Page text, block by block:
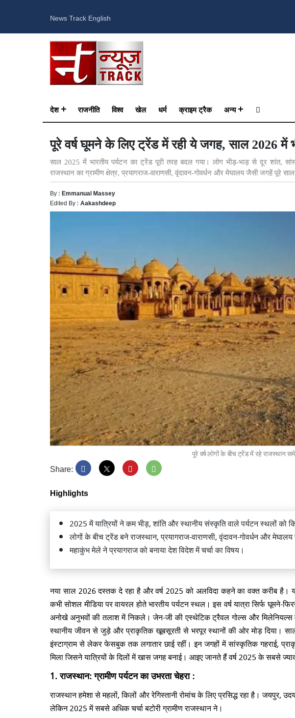
News Track English
देश राजनीति विश्व खेल धर्म क्राइम ट्रैक अन्य
पूरे वर्ष घूमने के लिए ट्रेंड में रही ये जगह, साल 2026 में
साल 2025 में भारतीय पर्यटन का ट्रेंड पूरी तरह बदल गया। लोग भीड़-भाड़ से दूर शांत,
राजस्थान का ग्रामीण क्षेत्र, प्रयागराज-वाराणसी, वृंदावन-गोवर्धन और मेघालय जैसी जगहें पूरे
By :Emmanual Massey
Edited By :Aakashdeep
पूरे वर्ष लोगों के बीच ट्रेंड में रहे राजस्थान
Share:
Highlights
2025 में यात्रियों ने कम भीड़, शांति और स्थानीय संस्कृति वाले पर्यटन स्थलों को
लोगों के बीच ट्रेंड बने राजस्थान, प्रयागराज-वाराणसी, वृंदावन-गोवर्धन और
महाकुंभ मेले ने प्रयागराज को बनाया देश विदेश में चर्चा का विषय।
नया साल 2026 दस्तक दे रहा है और वर्ष 2025 को अलविदा कहने का वक्त करीब
कभी सोशल मीडिया पर वायरल होते भारतीय पर्यटन स्थल। इस वर्ष यात्रा सिर्फ घूमने-
अनोखे अनुभवों की तलाश में निकले। जेन-जी की एस्थेटिक ट्रैवल गोल्स और मिलेनियल्स
स्थानीय जीवन से जुड़े और प्राकृतिक खूबसूरती से भरपूर स्थानों की ओर मोड़ दिया।
इंस्टाग्राम से लेकर फेसबुक तक लगातार छाई रहीं। इन जगहों में सांस्कृतिक गहराई,
मिला जिसने यात्रियों के दिलों में खास जगह बनाई। आइए जानते हैं वर्ष 2025 के सबसे
1. राजस्थान: ग्रामीण पर्यटन का उभरता चेहरा :
राजस्थान हमेशा से महलों, किलों और रेगिस्तानी रोमांच के लिए प्रसिद्ध रहा है।
लेकिन 2025 में सबसे अधिक चर्चा बटोरी ग्रामीण राजस्थान ने।
रोते हुए बच्चे की मनहूस पेंटिंग ने ले ली
को जान
आज भी है नामुमकिन!
बारिश में बना रहे है घूमने का प्लान तो
सकता है अच्छा विकल्प